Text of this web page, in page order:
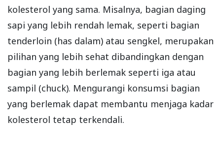
kolesterol yang sama. Misalnya, bagian daging
sapi yang lebih rendah lemak, seperti bagian
tenderloin (has dalam) atau sengkel, merupakan
pilihan yang lebih sehat dibandingkan dengan
bagian yang lebih berlemak seperti iga atau
sampil (chuck). Mengurangi konsumsi bagian
yang berlemak dapat membantu menjaga kadar
kolesterol tetap terkendali.